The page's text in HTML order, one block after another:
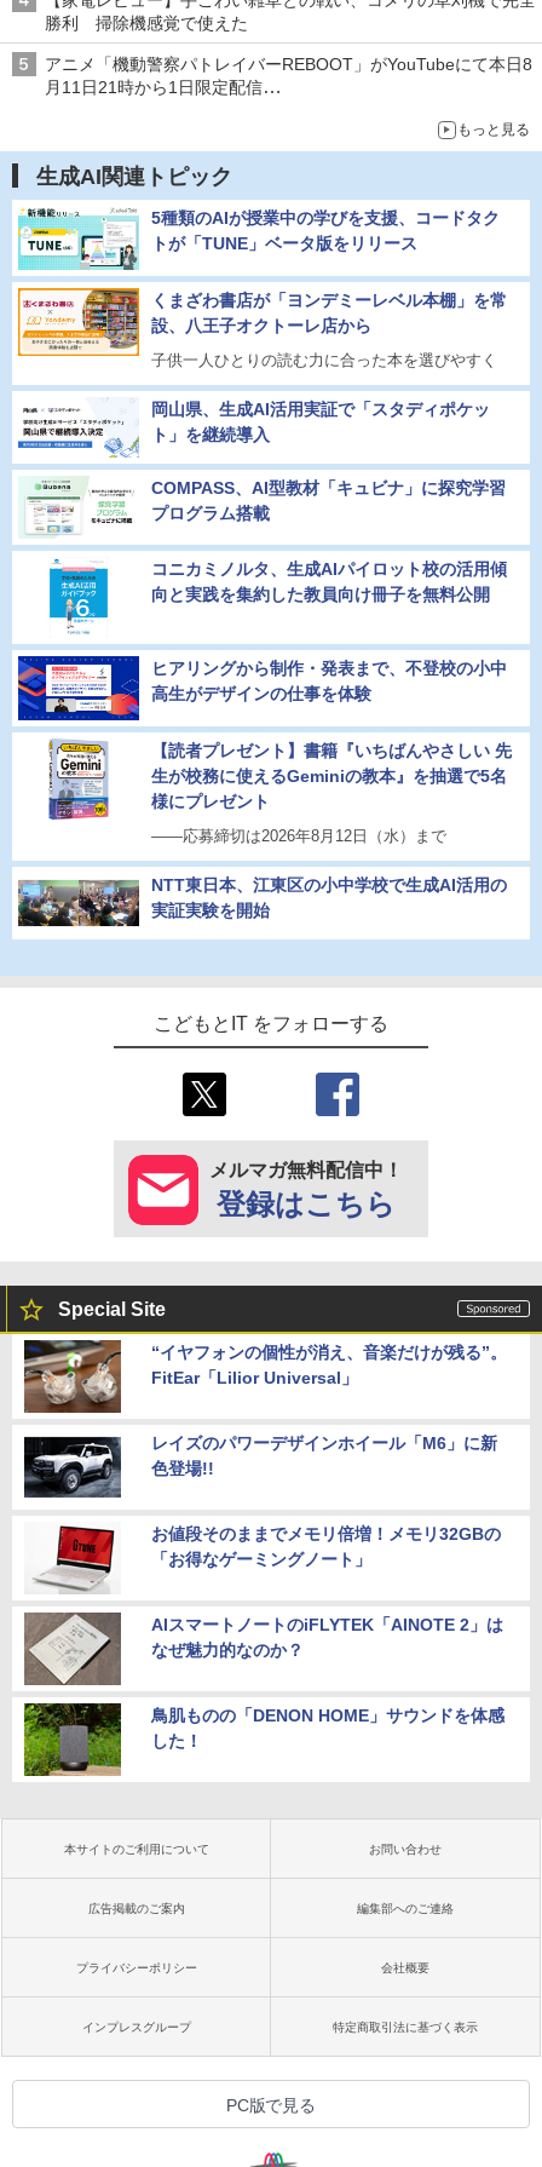
勝利 掃除機感覚で使えた
アニメ「機動警察パトレイバーREBOOT」がYouTubeにて本日8
月11日21時から1日限定配信
もっと見る
生成AI関連トピック
5種類のAIが授業中の学びを支援、コードタク
トが「TUNE」ベータ版をリリース
くまざわ書店が「ヨンデミーレベル本棚」を常
設、八王子オクトーレ店から
子供一人ひとりの読む力に合った本を選びやすく
岡山県、生成AI活用実証で「スタディポケッ
ト」を継続導入
COMPASS、AI型教材「キュビナ」に探究学習
プログラム搭載
コニカミノルタ、生成AIパイロット校の活用傾
向と実践を集約した教員向け冊子を無料公開
ヒアリングから制作・発表まで、不登校の小中
高生がデザインの仕事を体験
【読者プレゼント】書籍『いちばんやさしい 先
生が校務に使えるGeminiの教本』を抽選で5名
様にプレゼント
――応募締切は2026年8月12日（水）まで
NTT東日本、江東区の小中学校で生成AI活用の
実証実験を開始
こどもとIT をフォローする
メルマガ無料配信中！
登録はこちら
Special Site
“イヤフォンの個性が消え、音楽だけが残る”。
FitEar「Lilior Universal」
レイズのパワーデザインホイール「M6」に新
色登場!!
お値段そのままでメモリ倍増！メモリ32GBの
「お得なゲーミングノート」
AIスマートノートのiFLYTEK「AINOTE 2」は
なぜ魅力的なのか？
鳥肌ものの「DENON HOME」サウンドを体感
した！
本サイトのご利用について お問い合わせ
広告掲載のご案内 編集部へのご連絡
プライバシーポリシー 会社概要
インプレスグループ 特定商取引法に基づく表示
PC版で見る